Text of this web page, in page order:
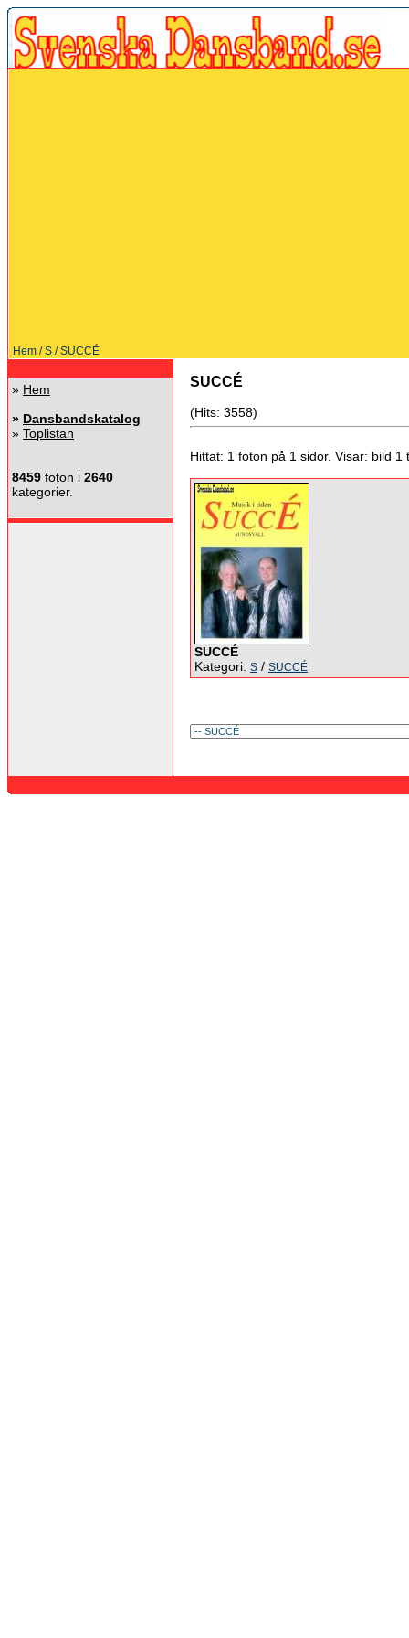
Hem /S / SUCCÉ
» Hem
» Dansbandskatalog
» Toplistan
8459 foton i 2640
kategorier.
SUCCÉ
(Hits: 3558)
Hittat: 1 foton på 1 sidor. Visar: bild 1
SUCCÉ
Kategori: S / SUCCÉ